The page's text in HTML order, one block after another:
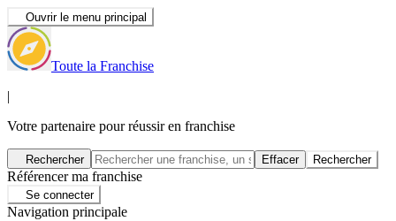
Ouvrir le menu principal
Toute la Franchise
|
Votre partenaire pour réussir en franchise
Rechercher Effacer Rechercher
Référencer ma franchise
Se connecter
Navigation principale